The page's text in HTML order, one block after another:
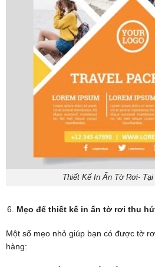
Thiết Kế In Ấn Tờ Rơi-
Mẹo để thiết kế in ấn tờ rơi thu
Một số mẹo nhỏ giúp bạn có được tờ
hàng: